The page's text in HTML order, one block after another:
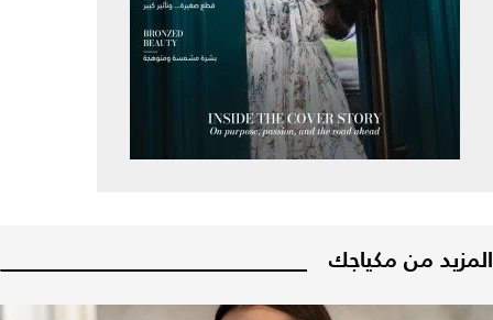
المزيد من مكياجك